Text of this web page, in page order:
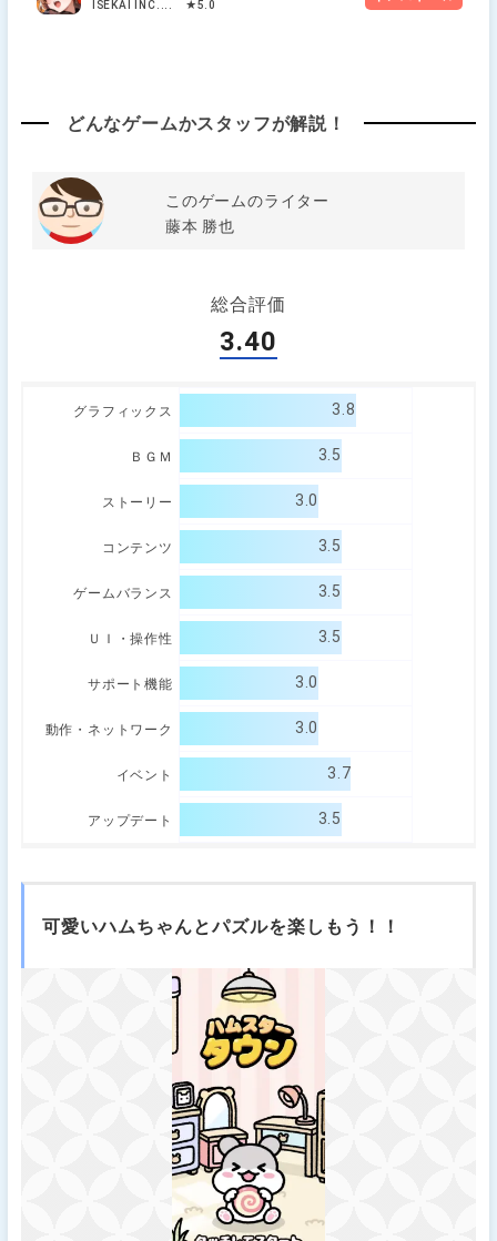
ISEKAI INC.... ★5.0
どんなゲームかスタッフが解説！
このゲームのライター
藤本 勝也
総合評価
3.40
グラフィックス 3.8
ＢＧＭ 3.5
ストーリー 3.0
コンテンツ 3.5
ゲームバランス 3.5
ＵＩ・操作性 3.5
サポート機能 3.0
動作・ネットワーク 3.0
イベント 3.7
アップデート 3.5
可愛いハムちゃんとパズルを楽しもう！！